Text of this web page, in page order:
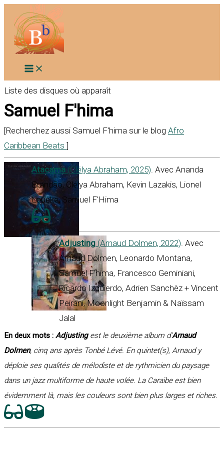
contenu
Liste des disques où apparaît
Samuel F'hima
[Recherchez aussi Samuel F'hima sur le blog Afro
Caribbean Beats ]
Atacama(Clélya Abraham, 2025). Avec Ananda
Brandão, Clélya Abraham, Kevin Lazakis, Lionel
Loueke, Samuel F'Hima
Adjusting (Arnaud Dolmen, 2022). Avec
Arnaud Dolmen, Leonardo Montana,
Samuel F'hima, Francesco Geminiani,
Ricardo Izquierdo, Adrien Sanchèz + Vincent
Peirani, Moonlight Benjamin & Naïssam
Jalal
En deux mots : Adjustingest le deuxième album d'Arnaud
Dolmen, cinq ans après Tonbé Lévé. En quintet(s), Arnaud y
déploie ses qualités de mélodiste et de rythmicien du paysage
dans un jazz multiforme de haute volée. La Caraïbe est bien
évidemment là, mais les couleurs sont bien plus larges et riches.